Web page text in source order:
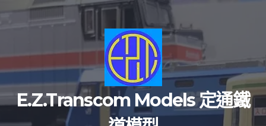
E.Z.Transcom Models 定通鐵